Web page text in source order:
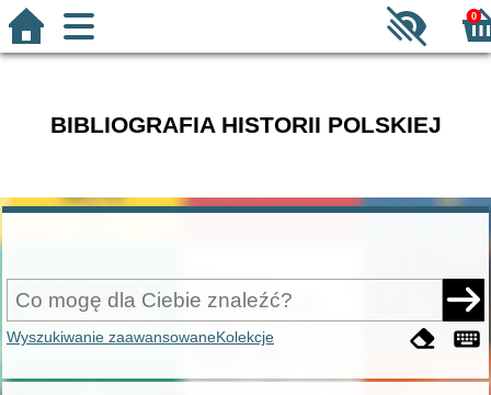
0
BIBLIOGRAFIA HISTORII POLSKIEJ
Wyszukiwanie zaawansowaneKolekcje